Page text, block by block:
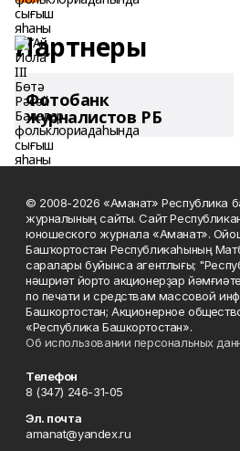
Партнеры
Фотобанк
журналистов РБ
© 2008-2026 «Аманат» Республика
журналының сайты. Сайт
юношеского журнала «Аманат».
Башҡортостан Республикаһының
саралары буйынса агентлығы;
нәшриәт йорто акционерҙар
по печати и средствам массовой
Башкортостан; Акционерное
«Республика Башкортостан».
Об использовании персональных
Телефон
8 (347) 246-31-05
Эл. почта
amanat@yandex.ru